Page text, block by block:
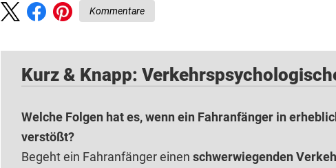
Kommentare
Kurz & Knapp:
Welche Folgen hat es, wenn ein Fahranfänger in
verstößt?
Begeht ein Fahranfänger einen schwerwiegenden